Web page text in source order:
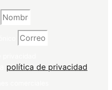
política de privacidad